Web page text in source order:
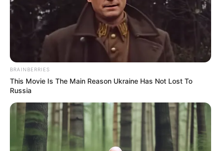
BRAINBERRIES
This Movie Is The Main Reason Ukraine Has Not Lost To
Russia